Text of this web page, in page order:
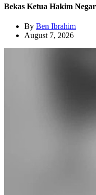
Bekas Ketua Hakim
By Ben Ibrahim
August 7, 2026